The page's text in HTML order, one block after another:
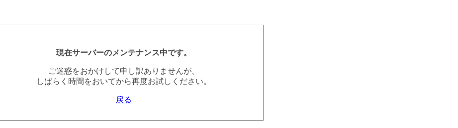
現在サーバーのメンテナンス中です。
ご迷惑をおかけして申し訳ありませんが、
しばらく時間をおいてから再度お試しください。
戻る